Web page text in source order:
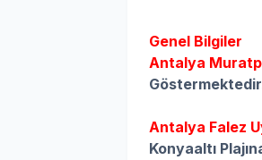
Genel Bilgiler
Antalya
Antalya Falez
Konyaaltı